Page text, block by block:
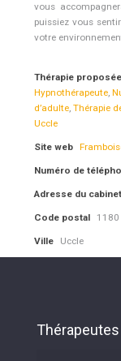
Thérapie proposée
Hypnothérapeute,
d’adulte, Thérapie
Uccle
vous
puissiez vous
votre
Site web
Numéro de
Adresse du cabinet
Code postal 1180
Ville Uccle